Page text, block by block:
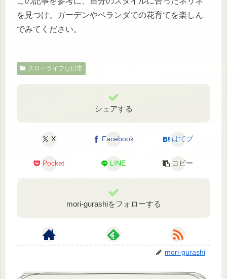
を見つけ、ガーデンやベランダでの花育てを楽しん
でみてください。
スローライフな日常
シェアする
X Facebook はてブ
Pocket LINE コピー
mori-gurashiをフォローする
mori-gurashi